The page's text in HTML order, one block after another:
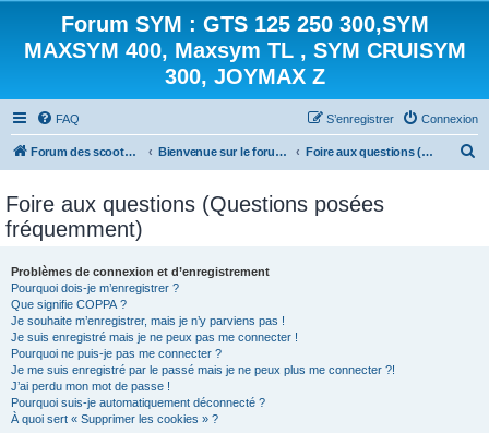
Forum SYM : GTS 125 250 300,SYM
MAXSYM 400, Maxsym TL , SYM CRUISYM
300, JOYMAX Z
FAQ Connexion
S’enregistrer
Forum des scooters SYM - GTS -MAXSYM - CRUISYM - JOYMAX - Maxsym TL Bienvenue sur le forum des scooters de la gamme SYM Foire aux questions (Questions posées fréquemment)
Foire aux questions (Questions posées
fréquemment)
Problèmes de connexion et d’enregistrement
Pourquoi dois-je m’enregistrer ?
Que signifie COPPA ?
Je souhaite m’enregistrer, mais je n’y parviens pas !
Je suis enregistré mais je ne peux pas me connecter !
Pourquoi ne puis-je pas me connecter ?
Je me suis enregistré par le passé mais je ne peux plus me connecter ?!
J’ai perdu mon mot de passe !
Pourquoi suis-je automatiquement déconnecté ?
À quoi sert « Supprimer les cookies » ?